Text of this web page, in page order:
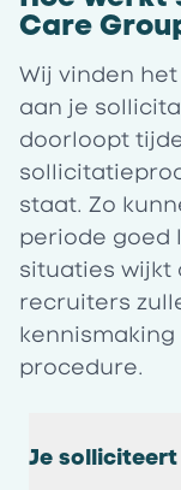
Care
Wij vinden
aan je
doorloopt
staat. Zo
periode goed
situaties wijkt
recruiters
procedure.
Je solliciteert